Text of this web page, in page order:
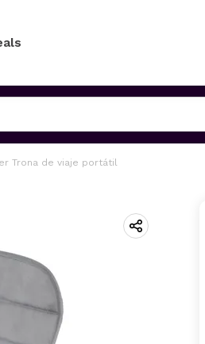
Trona de viaje portátil